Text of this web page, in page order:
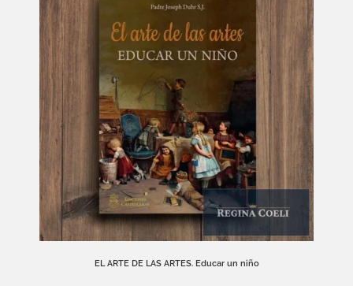
EL ARTE DE LAS ARTES. Educar un niño